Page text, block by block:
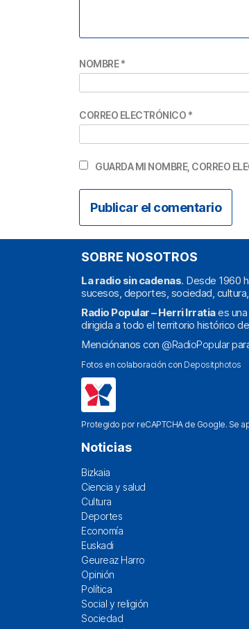
NOMBRE*
CORREO ELECTRÓNICO *
GUARDA MI NOMBRE, CORREO
SOBRE NOSOTROS
La radio sin cadenas. Desde 1960
sucesos, deportes, sociedad,
Radio Popular – Herri Irratiaes una
dirigida a todo el territorio histórico
Menciónanos con @RadioPopular
Fotos en colaboración con Depositphotos
Protegido por reCAPTCHA de Google. Se
Noticias
Bizkaia
Ciencia y salud
Cultura
Deportes
Economía
Euskadi
Geureaz Harro
Opinión
Política
Social y religión
Sociedad